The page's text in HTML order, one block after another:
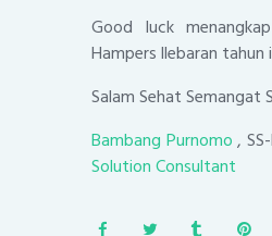
Good luck
Hampers llebaran tahun
Salam Sehat Semangat
Bambang Purnomo,
Solution Consultant